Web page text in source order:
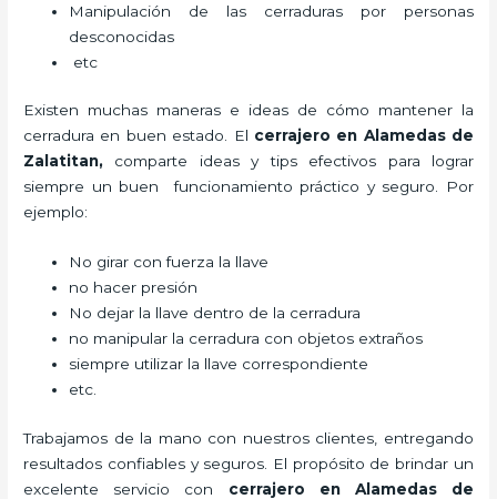
Manipulación de las cerraduras por personas
desconocidas
etc
Existen muchas maneras e ideas de cómo mantener la
cerradura en buen estado. El cerrajero en Alamedas de
Zalatitan, comparte ideas y tips efectivos para lograr
siempre un buen funcionamiento práctico y seguro. Por
ejemplo:
No girar con fuerza la llave
no hacer presión
No dejar la llave dentro de la cerradura
no manipular la cerradura con objetos extraños
siempre utilizar la llave correspondiente
etc.
Trabajamos de la mano con nuestros clientes, entregando
resultados confiables y seguros. El propósito de brindar un
excelente servicio con cerrajero en Alamedas de